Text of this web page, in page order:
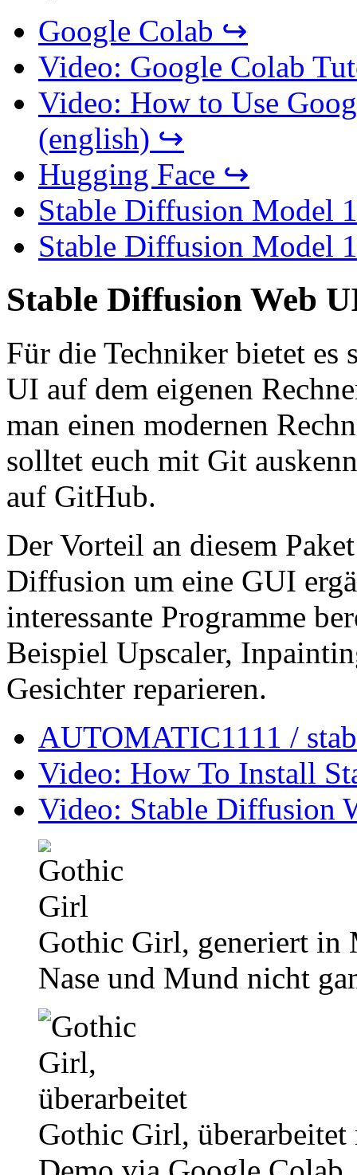
Google Colab ↪
Video: Google Colab
Video: How to Use
(english) ↪
Hugging Face ↪
Stable Diffusion Model
Stable Diffusion Model
Stable Diffusion Web
Für die Techniker bietet es
UI auf dem eigenen
man einen modernen
solltet euch mit Git
auf GitHub.
Der Vorteil an diesem
Diffusion um eine GUI
interessante Programme
Beispiel Upscaler,
Gesichter reparieren.
AUTOMATIC1111 /
Video: How To Install
Video: Stable Diffusion
Gothic Girl, generiert in
Nase und Mund nicht
Gothic Girl, überarbeitet